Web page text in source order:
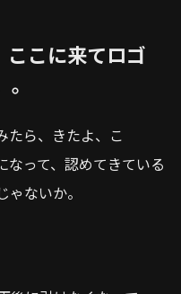
こに来てロゴ
たら、きたよ、こ
なって、認めてきている
ないか。